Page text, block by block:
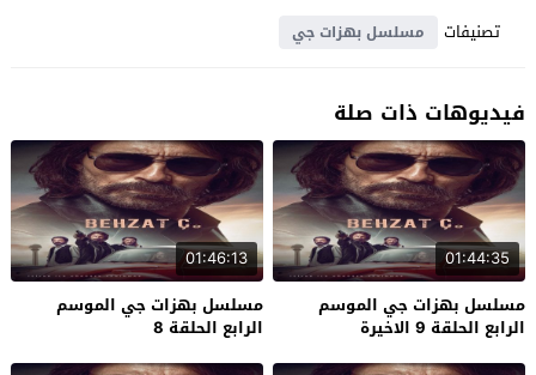
تصنيفات
مسلسل بهزات جي
فيديوهات ذات صلة
01:44:35
مسلسل بهزات جي الموسم
الرابع الحلقة 9 الاخيرة
01:46:13
مسلسل بهزات جي الموسم
الرابع الحلقة 8